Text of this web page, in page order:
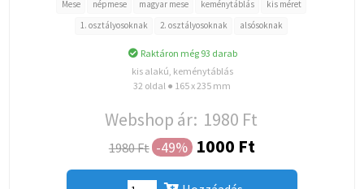
Mese népmese magyar mese keménytáblás
kis méret
1. osztályosoknak
2. osztályosoknak alsósoknak
Raktáron még 93 darab
kis alakú, keménytáblás
32 oldal ● 165 x 235 mm
Webshop ár: 1980 Ft
1980 Ft -49% 1000 Ft